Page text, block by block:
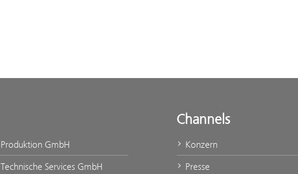
Produktion GmbH
Technische Services GmbH
Channels
Konzern
Presse